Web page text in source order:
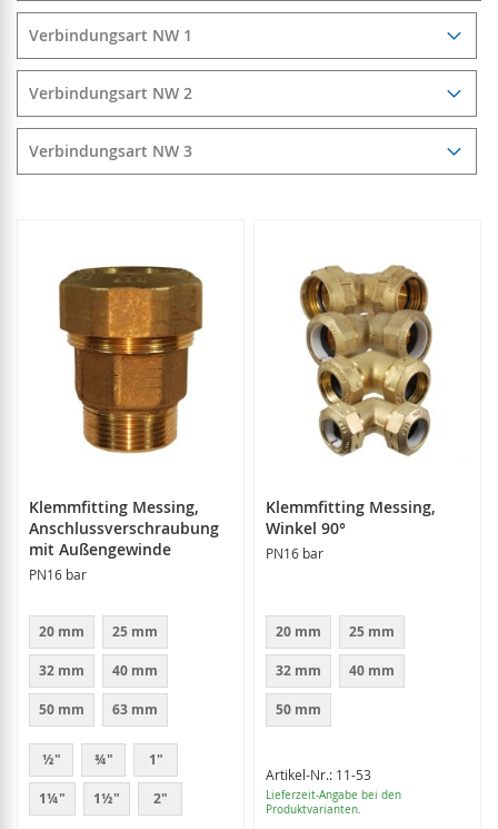
Verbindungsart NW 1
Verbindungsart NW 2
Verbindungsart NW 3
Klemmfitting Messing,
Anschlussverschraubung
mit Außengewinde
PN16 bar
20 mm 25 mm
32 mm 40 mm
50 mm 63 mm
½" ¾" 1"
1¼" 1½" 2"
Klemmfitting Messing,
Winkel 90°
PN16 bar
Artikel-Nr.: 11-53
Lieferzeit-Angabe bei den
Produktvarianten.
20 mm 25 mm
32 mm 40 mm
50 mm